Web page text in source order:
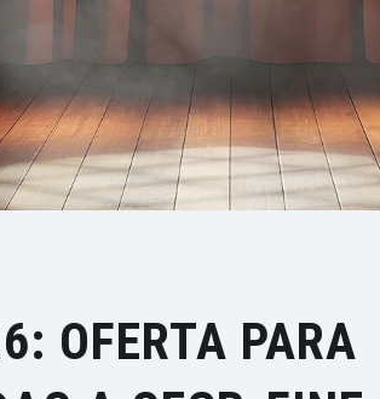
OFERTA PARA